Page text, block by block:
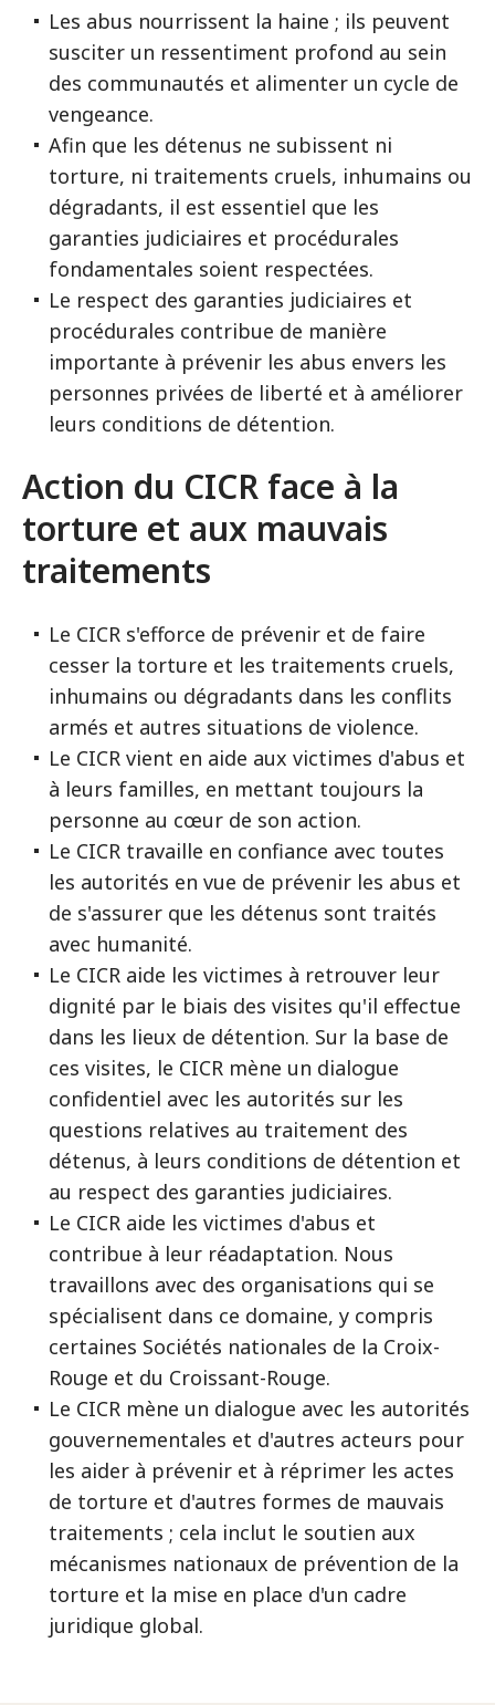
Les abus nourrissent la haine ; ils peuvent
susciter un ressentiment profond au sein
des communautés et alimenter un cycle de
vengeance.
Afin que les détenus ne subissent ni
torture, ni traitements cruels, inhumains ou
dégradants, il est essentiel que les
garanties judiciaires et procédurales
fondamentales soient respectées.
Le respect des garanties judiciaires et
procédurales contribue de manière
importante à prévenir les abus envers les
personnes privées de liberté et à améliorer
leurs conditions de détention.
Action du CICR face à la
torture et aux mauvais
traitements
Le CICR s'efforce de prévenir et de faire
cesser la torture et les traitements cruels,
inhumains ou dégradants dans les conflits
armés et autres situations de violence.
Le CICR vient en aide aux victimes d'abus et
à leurs familles, en mettant toujours la
personne au cœur de son action.
Le CICR travaille en confiance avec toutes
les autorités en vue de prévenir les abus et
de s'assurer que les détenus sont traités
avec humanité.
Le CICR aide les victimes à retrouver leur
dignité par le biais des visites qu'il effectue
dans les lieux de détention. Sur la base de
ces visites, le CICR mène un dialogue
confidentiel avec les autorités sur les
questions relatives au traitement des
détenus, à leurs conditions de détention et
au respect des garanties judiciaires.
Le CICR aide les victimes d'abus et
contribue à leur réadaptation. Nous
travaillons avec des organisations qui se
spécialisent dans ce domaine, y compris
certaines Sociétés nationales de la Croix-
Rouge et du Croissant-Rouge.
Le CICR mène un dialogue avec les autorités
gouvernementales et d'autres acteurs pour
les aider à prévenir et à réprimer les actes
de torture et d'autres formes de mauvais
traitements ; cela inclut le soutien aux
mécanismes nationaux de prévention de la
torture et la mise en place d'un cadre
juridique global.